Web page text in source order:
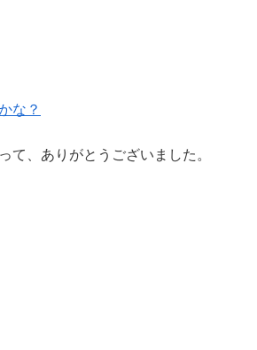
な？
て、ありがとうございました。